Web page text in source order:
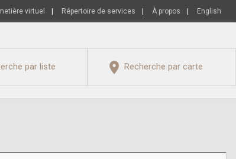
virtuel Répertoire de services À propos English
par liste Recherche par carte